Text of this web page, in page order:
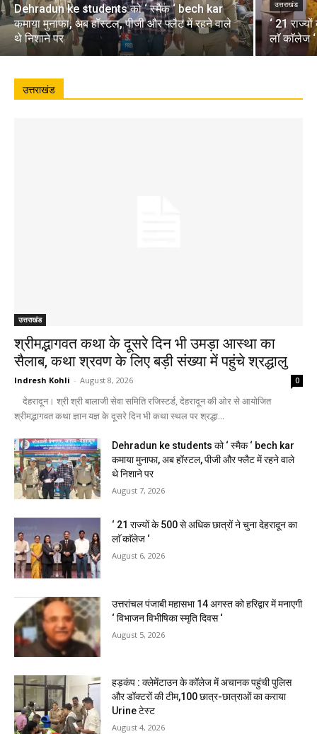
Dehradun ke students को ‘ स्मैक ‘ bech kar
कमाया मुनाफा, अब हॉस्टल, पीजी और फ्लैट में रहने वाले
थे निशाने पर
उत्तराखंड
‘ 21
लाॅ काॅलेज
उत्तराखंड
उत्तराखंड
श्रीमद्भागवत कथा के दूसरे दिन भी उमड़ा आस्था का
सैलाब, कथा श्रवण के लिए बड़ी संख्या में पहुंचे श्रद्धालु
Indresh Kohli - August 8, 2026 0
देहरादून। श्री श्री बालाजी सेवा समिति रजिस्टर्ड, देहरादून की ओर से आयोजित
श्रीमद्भागवत कथा ज्ञान यज्ञ के दूसरे दिन भी कथा स्थल पर श्रद्धा...
Dehradun ke students को ‘ स्मैक ‘ bech kar
कमाया मुनाफा, अब हॉस्टल, पीजी और फ्लैट में रहने वाले
थे निशाने पर
August 7, 2026
‘ 21 राज्यों के 500 से अधिक छात्रों ने चुना देहरादून का
लाॅ काॅलेज ‘
August 6, 2026
उत्तरांचल पंजाबी महासभा 14 अगस्त को हरिद्वार में मनाएगी
‘ विभाजन विभीषिका स्मृति दिवस ‘
August 5, 2026
हड़कंप : क्लेमेंटाउन के कॉलेज में अचानक पहुंची पुलिस
और डॉक्टरों की टीम,100 छात्र-छात्राओं का कराया
Urine टेस्ट
August 4, 2026